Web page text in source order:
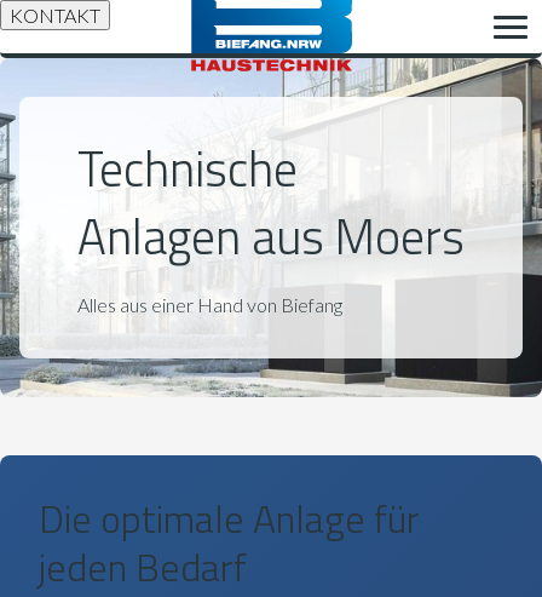
KONTAKT
Technische
Anlagen aus Moers
Alles aus einer Hand von Biefang
Die optimale Anlage für
jeden Bedarf